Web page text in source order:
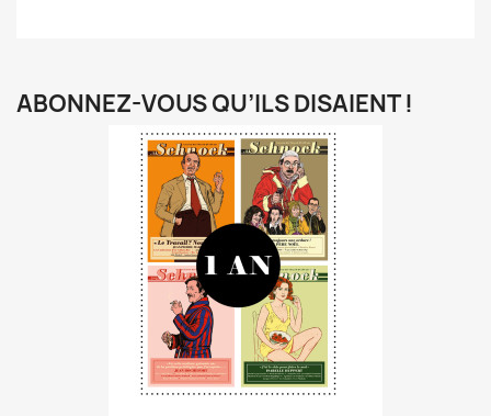
ABONNEZ-VOUS QU’ILS DISAIENT !